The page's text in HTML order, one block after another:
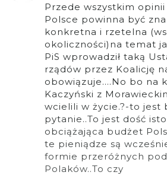
Przede wszystkim
Polsce powinna być
konkretna i rzetelna
okoliczności)na temat
PiS wprowadził taką
rządów przez Koalicję
obowiązuje….No bo na
Kaczyński z
wcielili w życie.?-to jest
pytanie..To jest dość
obciążająca budżet
te pieniądze są
formie przeróżnych
Polaków..To czy